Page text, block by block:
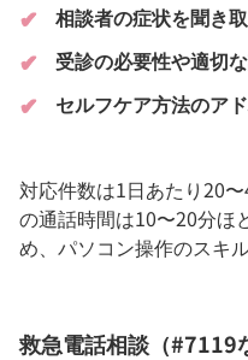
相談者の症状を聞き
受診の必要性や適切
セルフケア方法のア
対応件数は1日あたり20
の通話時間は10〜20分ほ
め、パソコン操作のスキ
救急電話相談（#7119